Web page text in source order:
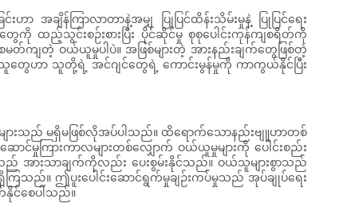
ျိန်ကြာလာတာနဲ့အမျှ ပြုပြင်ထိန်းသိမ်းမှုနဲ့ ပြုပြင်ရေး
ကို ထည့်သွင်းစဉ်းစားပြီး ပိုင်ဆိုင်မှု စုစုပေါင်းကုန်ကျစရိတ်ကို
ကျတဲ့ ဝယ်ယူမှုပါပဲ။ အဖြစ်များတဲ့ အားနည်းချက်တွေဖြစ်တဲ့
သူတွေဟာ သူတို့ရဲ့ အင်ဂျင်တွေရဲ့ ကောင်းမွန်မှုကို ကာကွယ်နိုင်ပြီး
းသည် မရှိမဖြစ်လိုအပ်ပါသည်။ ထိရောက်သောနည်းဗျူဟာတစ်
င်မှုကြားကာလများတစ်လျှောက် ဝယ်ယူမှုများကို ပေါင်းစည်း
ည် အားသာချက်ကိုလည်း ပေးစွမ်းနိုင်သည်။ ဝယ်သူများစွာသည်
ြသည်။ ဤပူးပေါင်းဆောင်ရွက်မှုချဉ်းကပ်မှုသည် အုပ်ချုပ်ရေး
နိုင်စေပါသည်။